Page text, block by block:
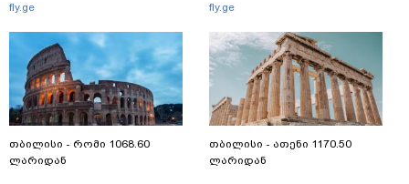
fly.ge
თბილისი - რომი 1068.60
ლარიდან
fly.ge
თბილისი - ათენი 1170.50
ლარიდან